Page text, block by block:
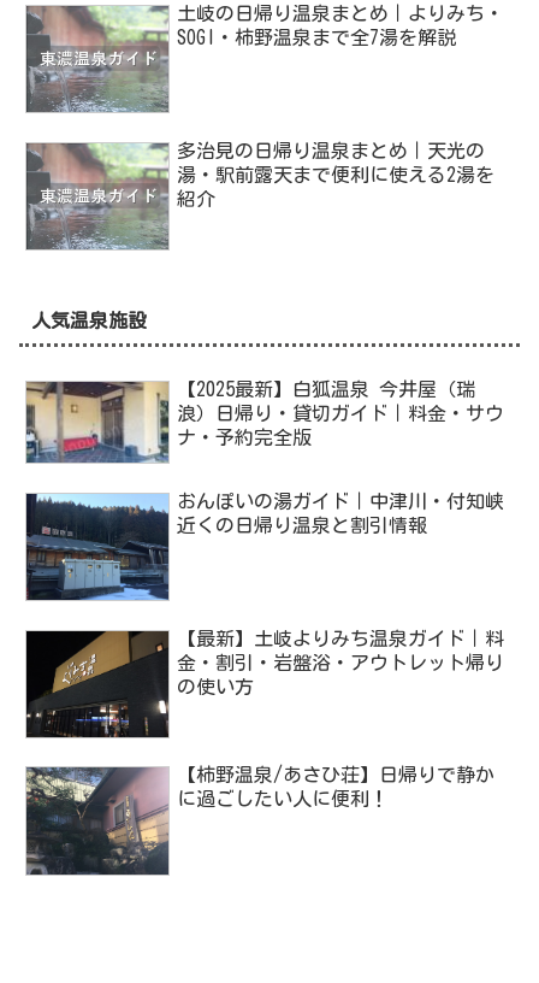
土岐の日帰り温泉まとめ｜よりみち・
SOGI・柿野温泉まで全7湯を解説
多治見の日帰り温泉まとめ｜天光の
湯・駅前露天まで便利に使える2湯を
紹介
人気温泉施設
【2025最新】白狐温泉 今井屋（瑞
浪）日帰り・貸切ガイド｜料金・サウ
ナ・予約完全版
おんぽいの湯ガイド｜中津川・付知峡
近くの日帰り温泉と割引情報
【最新】土岐よりみち温泉ガイド｜料
金・割引・岩盤浴・アウトレット帰り
の使い方
【柿野温泉/あさひ荘】日帰りで静か
に過ごしたい人に便利！